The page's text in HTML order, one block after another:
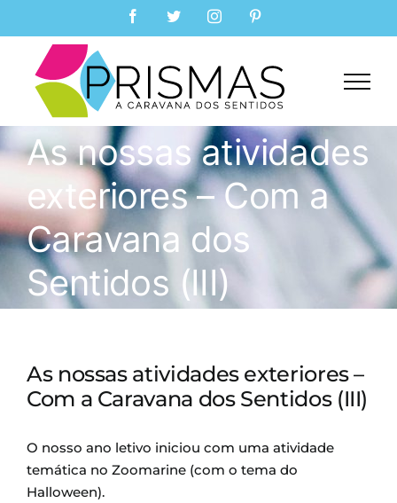
to
content
FacebookTwitterInstagram
As nossas atividades
exteriores – Com a
Caravana dos
Sentidos (III)
As nossas atividades exteriores –
Com a Caravana dos Sentidos (III)
O nosso ano letivo iniciou com uma atividade
temática no Zoomarine (com o tema do
Halloween).